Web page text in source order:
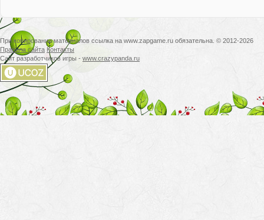
При копировании материалов ссылка на www.zapgame.ru обязательна. © 2012-2026
Правила сайта Контакты
Сайт разработчиков игры - www.crazypanda.ru